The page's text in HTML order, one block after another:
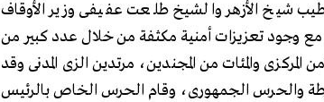
شيخ الأزهر والشيخ طلعت عفيفى وزير الأوقاف
وجود تعزيزات أمنية مكثفة من خلال عدد كبير من
والمئات من المجندين، مرتدين الزى المدنى وقد
والحرس الجمهورى، وقام الحرس الخاص بالرئيس